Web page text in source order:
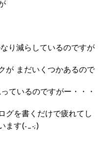
り減らしているのですが
が まだいくつかあるので
ているのですがー・・・
グを書くだけで疲れてし
ます(-_-;)